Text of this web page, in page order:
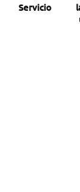
Servicio